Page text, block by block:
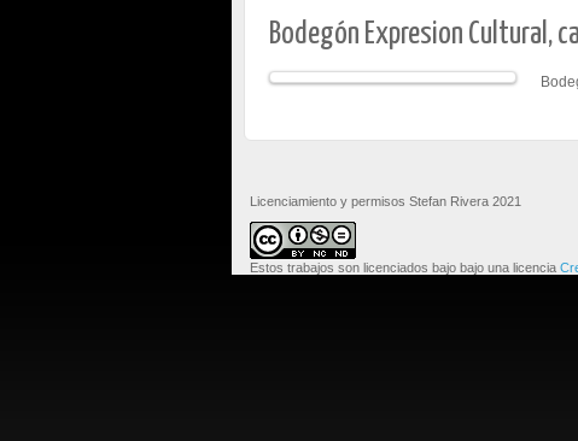
Bodegón Expresion Cultural,
Licenciamiento y permisos Stefan Rivera 2021
Estos trabajos son licenciados bajo bajo una licencia